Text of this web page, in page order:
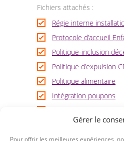
Gérer le
Pour offrir les meilleures expériences,
Pédagogie
-- Capsules
-- Banque d'activité
-- Formations
Parent et Inscription
Fichiers attachés :
Régie interne
Protocole d’accueil
Politique-inclusion
Politique d’expulsion
Politique alimentaire
Intégration poupons
alimentaires
Protocole couches